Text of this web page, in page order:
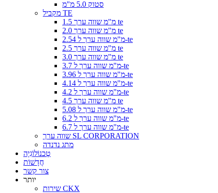
סטוק 5.0 מ"מ
מקביל TE
1.5 מ"מ שווה ערך te
2.0 מ"מ שווה ערך te
2.54 מ"מ שווה ערך ל-te
2.5 מ"מ שווה ערך te
3.0 מ"מ שווה ערך te
3.7 מ"מ שווה ערך ל-te
3.96 מ"מ שווה ערך ל-te
4.14 מ"מ שווה ערך ל-te
4.2 מ"מ שווה ערך ל-te
4.5 מ"מ שווה ערך te
5.08 מ"מ שווה ערך ל-te
6.2 מ"מ שווה ערך ל-te
6.7 מ"מ שווה ערך ל-te
שווה ערך SL CORPORATION
מתג נדנדה
טֶכנוֹלוֹגִיָה
חֲדָשׁוֹת
צור קשר
יותר
שירות CKX